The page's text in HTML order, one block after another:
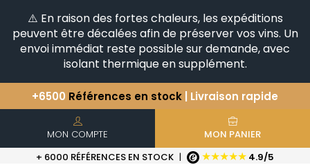
⚠️ En raison des fortes chaleurs, les expéditions
peuvent être décalées afin de préserver vos vins. Un
envoi immédiat reste possible sur demande, avec
isolant thermique en supplément.
+6500 Références en stock | Livraison rapide
Vous avez une question ?
Découvrez notre sélection
d'Horizontales & Verticales
MON COMPTE
MON PANIER
+ 6000 RÉFÉRENCES EN STOCK | ★★★★★ 4.9/5